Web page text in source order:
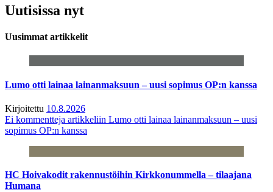
Uutisissa nyt
Uusimmat artikkelit
Lumo otti lainaa lainanmaksuun – uusi sopimus OP:n kanssa
Kirjoitettu 10.8.2026
Ei kommentteja artikkeliin Lumo otti lainaa lainanmaksuun – uusi
sopimus OP:n kanssa
HC Hoivakodit rakennustöihin Kirkkonummella – tilaajana
Humana